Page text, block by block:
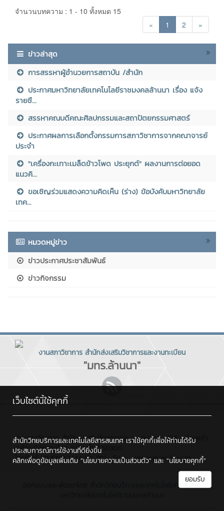
จำนวนบทความ : 1 - 10 ทั้งหมด 15
«
1 2 »
ข่าวล่าสุด
การสรรหาผู้อำนวยการสถาบัน /สำนัก
ประกาศมหาวิทยาลัยเทคโนโลยีราชมงคลล้านนา เรื่อง แจ้ง
รายชื...
สรรหาคณบดีคณะศิลปกรรมและสถาปัตยกรรมศาสตร์
ประกาศผลการเลือกตั้งกรรมการสภาวิชาการจากคณาจารย์
ประจำ
"เครื่องกะเทาะเมล็ดข้าวโพด ประยุกต์" ผลงานการต่อยอด
แนวคิ...
ขอเชิญร่วมแสดงความคิดเห็น (ร่าง) ข้อบังคับมหาวิทยาลัย
เทค...
หมวดหมู่ข่าว
ข่าวประกาศประชาสัมพันธ์
ข่าวกิจกรรม
งานสภาวิชาการ สำนักส่งเสริมวิชาการและงานทะเบียน
"มทร.ล้านนา"
งานสภาวิชาการ สำนักส่งเสริมวิชาการและงานทะเบียน : 128 ถ.ห้วยแก้ว
ต.ช้างเผือก อ.เมือง จ.เชียงใหม่ 50300
โทรศัพท์ : 0 5392 1444 ต่อ 1101 , อีเมล : admin@rmutl.ac.th
เว็บไซต์นี้ใช้คุกกี้
สำนักวิทยบริการและเทคโนโลยีสารสนเทศ เราใช้คุกกี้เพื่อให้ท่านได้รับ
ประสบการณ์การใช้งานที่ดียิ่งขึ้น
คลิกเพื่อดูข้อมูลเพิ่มเติม "นโยบายความเป็นส่วนตัว" และ "นโยบายคุกกี้"
ยอมรับ
สำนักวิทยบริการและเทคโนโลยีสารสนเทศ